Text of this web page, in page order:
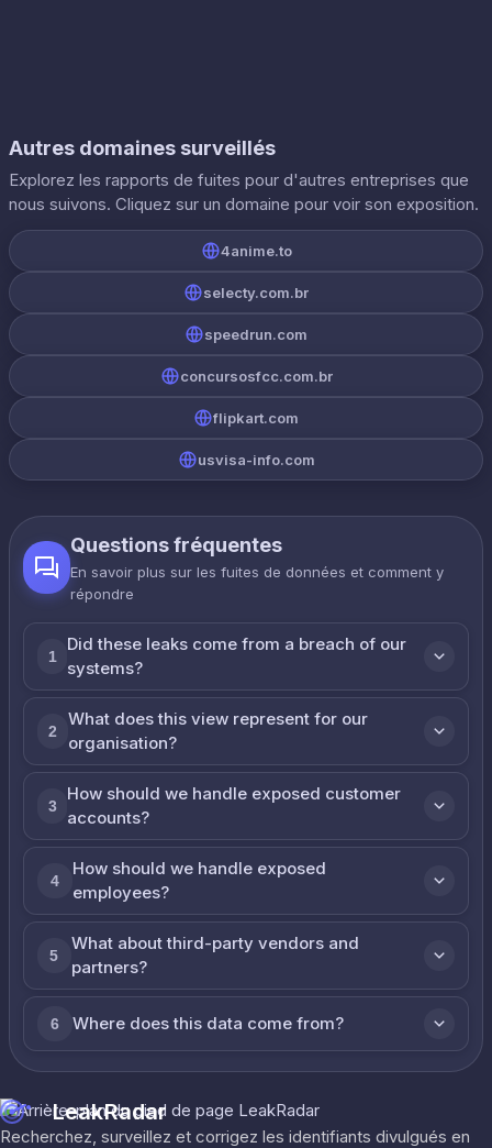
Autres domaines surveillés
Explorez les rapports de fuites pour d'autres entreprises que
nous suivons. Cliquez sur un domaine pour voir son exposition.
4anime.to
selecty.com.br
speedrun.com
concursosfcc.com.br
flipkart.com
usvisa-info.com
Questions fréquentes
En savoir plus sur les fuites de données et comment y
répondre
1
Did these leaks come from a breach of our
systems?
2
What does this view represent for our
organisation?
3
How should we handle exposed customer
accounts?
4
How should we handle exposed
employees?
5
What about third-party vendors and
partners?
6 Where does this data come from?
LeakRadar
Recherchez, surveillez et corrigez les identifiants divulgués en